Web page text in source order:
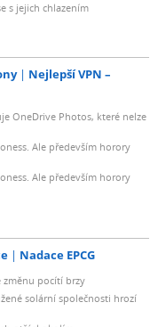
s jejich chlazením
Nejlepší VPN –
OneDrive Photos, které nelze
Ale především horory
Ale především horory
Nadace EPCG
změnu pocítí brzy
solární společnosti hrozí